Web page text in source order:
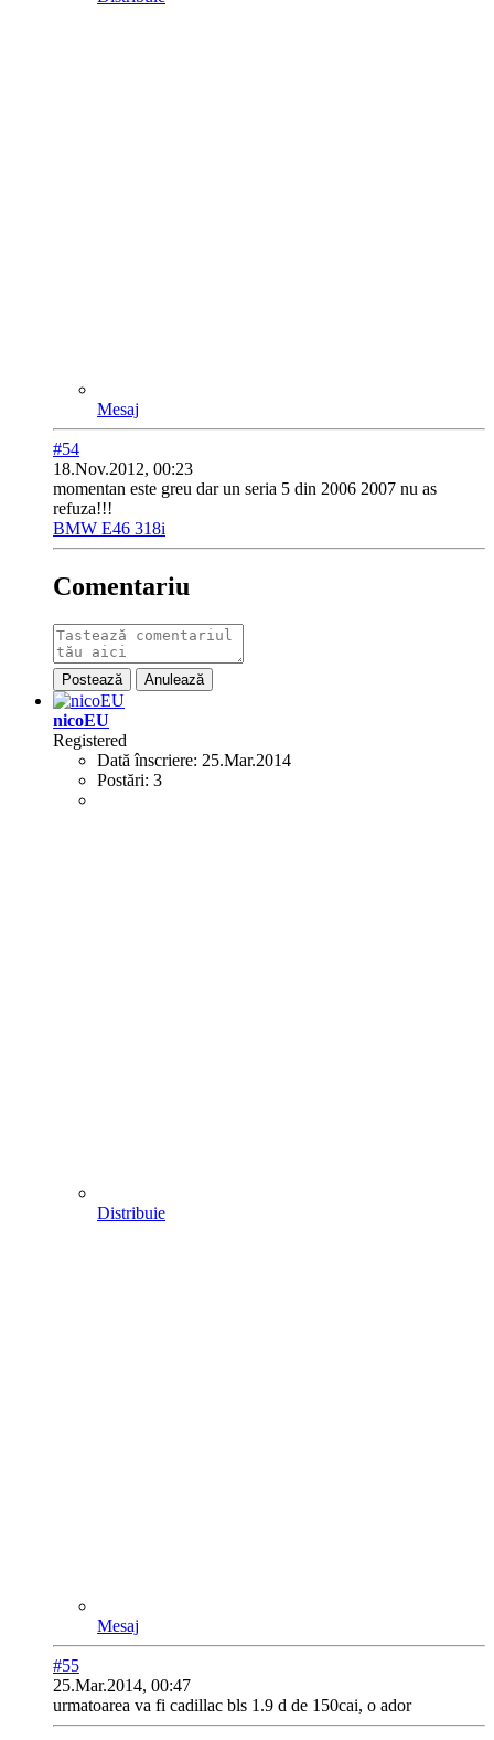
Mesaj
#54
18.Nov.2012, 00:23
momentan este greu dar un seria 5 din 2006 2007 nu as
refuza!!!
BMW E46 318i
Comentariu
Postează Anulează
nicoEU
Registered
Dată înscriere: 25.Mar.2014
Postări: 3
Distribuie
Mesaj
#55
25.Mar.2014, 00:47
urmatoarea va fi cadillac bls 1.9 d de 150cai, o ador